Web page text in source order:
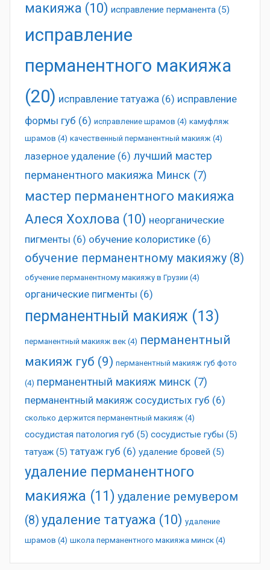
макияжа (10) исправление перманента (5)
исправление
перманентного макияжа
(20) исправление татуажа (6) исправление
формы губ (6) исправление шрамов (4) камуфляж
шрамов (4) качественный перманентный макияж (4)
лазерное удаление (6) лучший мастер
перманентного макияжа Минск (7)
мастер перманентного макияжа
Алеся Хохлова (10) неорганические
пигменты (6) обучение колористике (6)
обучение перманентному макияжу (8)
обучение перманентному макияжу в Грузии (4)
органические пигменты (6)
перманентный макияж (13)
перманентный макияж век (4) перманентный
макияж губ (9) перманентный макияж губ фото
(4) перманентный макияж минск (7)
перманентный макияж сосудистых губ (6)
сколько держится перманентный макияж (4)
сосудистая патология губ (5) сосудистые губы (5)
татуаж (5) татуаж губ (6) удаление бровей (5)
удаление перманентного
макияжа (11) удаление ремувером
(8) удаление татуажа (10) удаление
шрамов (4) школа перманентного макияжа минск (4)